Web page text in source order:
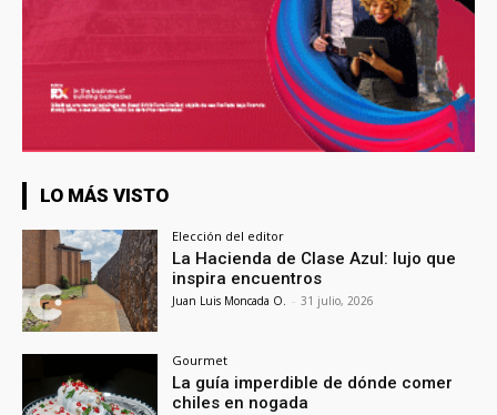
LO MÁS VISTO
Elección del editor
La Hacienda de Clase Azul: lujo que
inspira encuentros
Juan Luis Moncada O. - 31 julio, 2026
Gourmet
La guía imperdible de dónde comer
chiles en nogada